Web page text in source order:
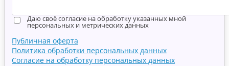
Даю своё согласие на обработку указанных мной
персональных и метрических данных
Публичная оферта
Политика обработки персональных данных
Согласие на обработку персональных данных